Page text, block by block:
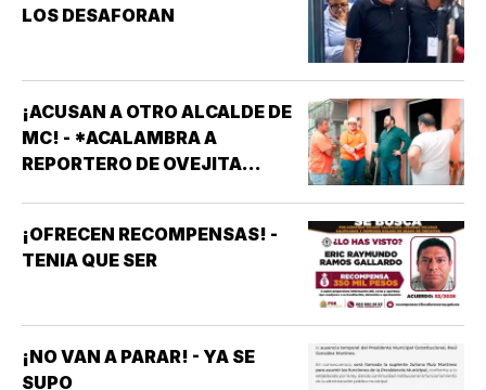
LOS DESAFORAN
¡ACUSAN A OTRO ALCALDE DE
MC! - *ACALAMBRA A
REPORTERO DE OVEJITA
¡OFRECEN RECOMPENSAS! -
TENIA QUE SER
¡NO VAN A PARAR! - YA SE
SUPO